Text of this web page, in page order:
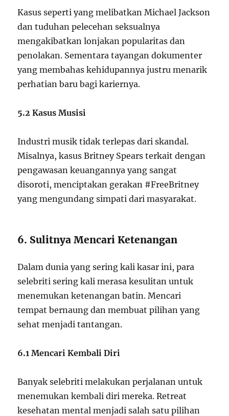
Kasus seperti yang melibatkan Michael Jackson
dan tuduhan pelecehan seksualnya
mengakibatkan lonjakan popularitas dan
penolakan. Sementara tayangan dokumenter
yang membahas kehidupannya justru menarik
perhatian baru bagi kariernya.
5.2 Kasus Musisi
Industri musik tidak terlepas dari skandal.
Misalnya, kasus Britney Spears terkait dengan
pengawasan keuangannya yang sangat
disoroti, menciptakan gerakan #FreeBritney
yang mengundang simpati dari masyarakat.
6. Sulitnya Mencari Ketenangan
Dalam dunia yang sering kali kasar ini, para
selebriti sering kali merasa kesulitan untuk
menemukan ketenangan batin. Mencari
tempat bernaung dan membuat pilihan yang
sehat menjadi tantangan.
6.1 Mencari Kembali Diri
Banyak selebriti melakukan perjalanan untuk
menemukan kembali diri mereka. Retreat
kesehatan mental menjadi salah satu pilihan